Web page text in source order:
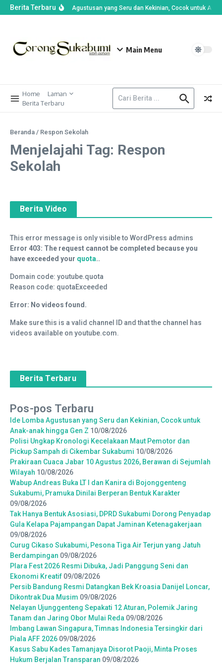
Berita TerbaruIde Lomba Agustusan yang Seru dan Kekinian, Cocok untuk
Main Menu
Home
Laman
Berita Terbaru
Beranda / Respon Sekolah
Menjelajahi Tag: Respon
Sekolah
Berita Video
This error message is only visible to WordPress admins
Error 403: The request cannot be completed because you
have exceeded your quota..
Domain code: youtube.quota
Reason code: quotaExceeded
Error: No videos found.
Make sure this is a valid channel ID and that the channel has
videos available on youtube.com.
Berita Terbaru
Pos-pos Terbaru
Ide Lomba Agustusan yang Seru dan Kekinian, Cocok untuk
Anak-anak hingga Gen Z 10/08/2026
Polisi Ungkap Kronologi Kecelakaan Maut Pemotor dan
Pickup Sampah di Cikembar Sukabumi 10/08/2026
Prakiraan Cuaca Jabar 10 Agustus 2026, Berawan di Sejumlah
Wilayah 10/08/2026
Wabup Andreas Buka LT I dan Kanira di Bojonggenteng
Sukabumi, Pramuka Dinilai Berperan Bentuk Karakter
09/08/2026
Tak Hanya Bentuk Asosiasi, DPRD Sukabumi Dorong Penyadap
Gula Kelapa Pajampangan Dapat Jaminan Ketenagakerjaan
09/08/2026
Curug Cikaso Sukabumi, Pesona Tiga Air Terjun yang Jatuh
Berdampingan 09/08/2026
Plara Fest 2026 Resmi Dibuka, Jadi Panggung Seni dan
Ekonomi Kreatif 09/08/2026
Persib Bandung Resmi Datangkan Bek Kroasia Danijel Loncar,
Dikontrak Dua Musim 09/08/2026
Nelayan Ujunggenteng Sepakati 12 Aturan, Polemik Jaring
Tanam dan Jaring Obor Mulai Reda 09/08/2026
Imbang Lawan Singapura, Timnas Indonesia Tersingkir dari
Piala AFF 2026 09/08/2026
Kasus Sabu Kades Tamanjaya Disorot Paoji, Minta Proses
Hukum Berjalan Transparan 09/08/2026